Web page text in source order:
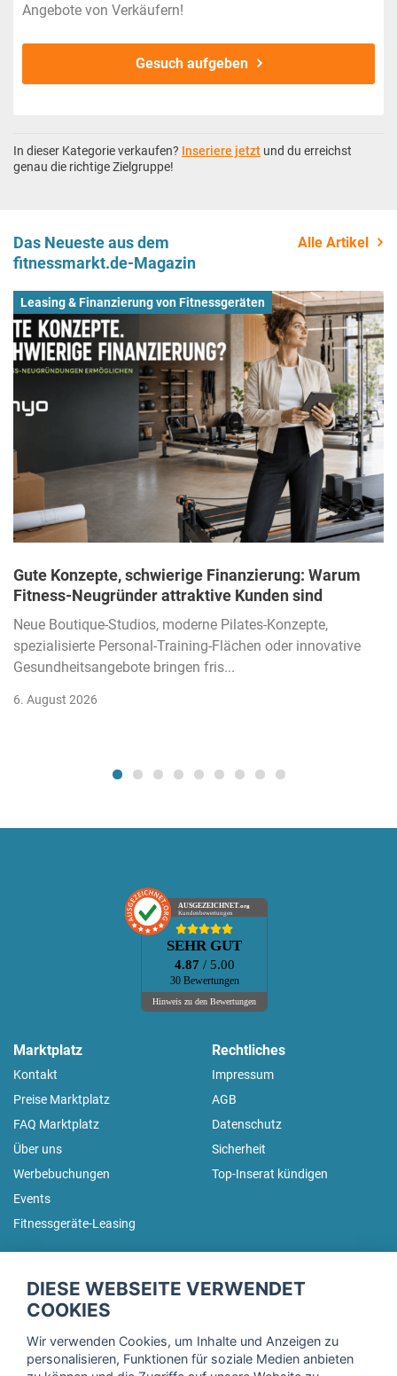
Angebote von Verkäufern!
Gesuch aufgeben
In dieser Kategorie verkaufen? Inseriere jetzt und du erreichst
genau die richtige Zielgruppe!
Das Neueste aus dem
fitnessmarkt.de-Magazin
Alle Artikel
Leasing & Finanzierung von Fitnessgeräten
Gute Konzepte, schwierige Finanzierung: Warum
Fitness-Neugründer attraktive Kunden sind
Neue Boutique-Studios, moderne Pilates-Konzepte,
spezialisierte Personal-Training-Flächen oder innovative
Gesundheitsangebote bringen fris...
6. August 2026
AUSGEZEICHNET.org
Kundenbewertungen
SEHR GUT
4.87 / 5.00
30 Bewertungen
Hinweis zu den Bewertungen
Marktplatz
Kontakt
Preise Marktplatz
FAQ Marktplatz
Über uns
Werbebuchungen
Events
Fitnessgeräte-Leasing
Rechtliches
Impressum
AGB
Datenschutz
Sicherheit
Top-Inserat kündigen
Trage dich hier für unseren Newsletter ein und erhalte regelmäßig
DIESE WEBSEITE VERWENDET
COOKIES
Wir verwenden Cookies, um Inhalte und Anzeigen zu
personalisieren, Funktionen für soziale Medien anbieten